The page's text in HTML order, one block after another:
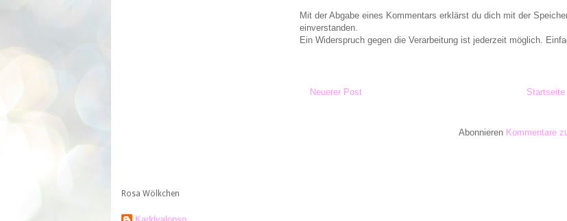
Mit der Abgabe eines Kommentars erklärst du dich mit der
einverstanden.
Ein Widerspruch gegen die Verarbeitung ist jederzeit möglich.
Neuerer Post Startseite
Abonnieren Kommentare
Rosa Wölkchen